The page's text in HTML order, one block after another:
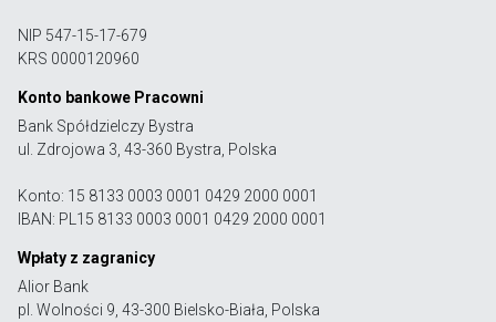
NIP 547-15-17-679
KRS 0000120960
Konto bankowe Pracowni
Bank Spółdzielczy Bystra
ul. Zdrojowa 3, 43-360 Bystra, Polska
Konto: 15 8133 0003 0001 0429 2000 0001
IBAN: PL15 8133 0003 0001 0429 2000 0001
Wpłaty z zagranicy
Alior Bank
pl. Wolności 9, 43-300 Bielsko-Biała, Polska